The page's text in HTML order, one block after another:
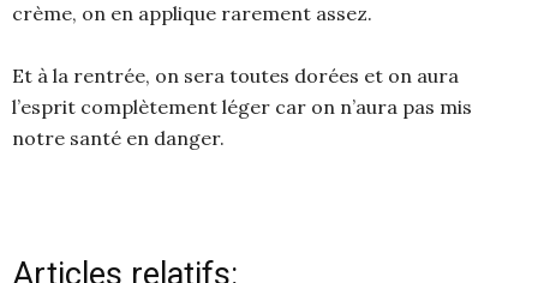
crème, on en applique rarement assez.
Et à la rentrée, on sera toutes dorées et on aura
l’esprit complètement léger car on n’aura pas mis
notre santé en danger.
Articles relatifs: